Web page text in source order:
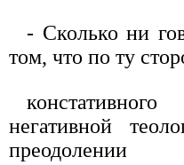
- Сколько ни
том, что по ту
негативной
преодолении